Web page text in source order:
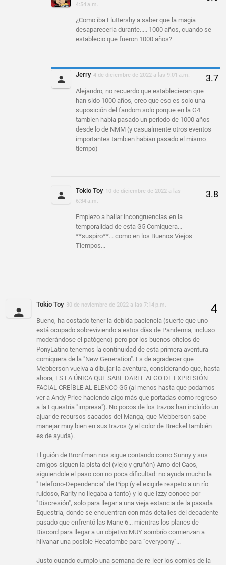
4:54 a.m.
¿Como iba Fluttershy a saber que la magia
desapareceria durante..... 1000 años, cuando se
establecio que fueron 1000 años?
Jerry 4 de diciembre de 2022 a las 9:01 a.m.
Alejandro, no recuerdo que establecieran que
han sido 1000 años, creo que eso es solo una
suposición del fandom solo porque en la G4
tambien habia pasado un periodo de 1000 años
desde lo de NMM (y casualmente otros eventos
importantes tambien habian pasado el mismo
tiempo)
Tokio Toy 10 de diciembre de 2022 a las
6:34 a.m.
Empiezo a hallar incongruencias en la
temporalidad de esta G5 Comiquera...
**suspiro**... como en los Buenos Viejos
Tiempos...
Tokio Toy 30 de noviembre de 2022 a las 7:14 p.m.
Bueno, ha costado tener la debida paciencia (suerte que uno
está ocupado sobreviviendo a estos días de Pandemia, incluso
moderándose el patógeno) pero por los buenos oficios de
PonyLatino tenemos la continuidad de esta primera aventura
comiquera de la "New Generation". Es de agradecer que
Mebberson vuelva a dibujar la aventura, considerando que, hasta
ahora, ES LA ÚNICA QUE SABE DARLE ALGO DE EXPRESIÓN
FACIAL CREÍBLE AL ELENCO G5 (al menos hasta que podamos
ver a Andy Price haciendo algo más que portadas como regreso
a la Equestria "impresa"). No pocos de los trazos han incluído un
ajuar de recursos sacados del Manga, que Mebberson sabe
manejar muy bien en sus trazos (y el color de Breckel también
es de ayuda).
El guión de Bronfman nos sigue contando como Sunny y sus
amigos siguen la pista del (viejo y gruñón) Amo del Caos,
siguiendole el paso con no poca dificultad: no ayuda mucho la
"Telefono-Dependencia" de Pipp (y el exigirle respeto a un río
ruidoso, Rarity no llegaba a tanto) y lo que Izzy conoce por
"Discresión", solo para llegar a una vieja estancia de la pasada
Equestria, donde se encuentran con más detalles del decadente
pasado que enfrentó las Mane 6... mientras los planes de
Discord para llegar a un objetivo MUY sombrío comienzan a
hilvanar una posible Hecatombe para "everypony"...
Justo cuando cumplo una semana de re-leer los comics de la